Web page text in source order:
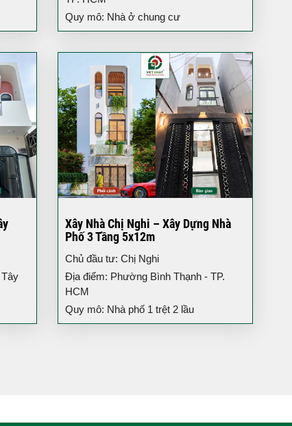
Quy mô: Nhà ở chung cư
Xây Nhà Chị Nghi – Xây Dựng Nhà
Phố 3 Tầng 5x12m
Chủ đầu tư: Chị Nghi
Địa điểm: Phường Bình Thạnh - TP.
HCM
Quy mô: Nhà phố 1 trệt 2 lầu